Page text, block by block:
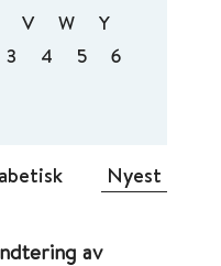
V W
Y
3 4 5
6
Nyest
av